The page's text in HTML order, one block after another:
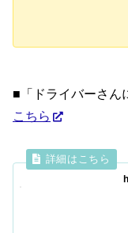
■「ドライバーさん
こちら